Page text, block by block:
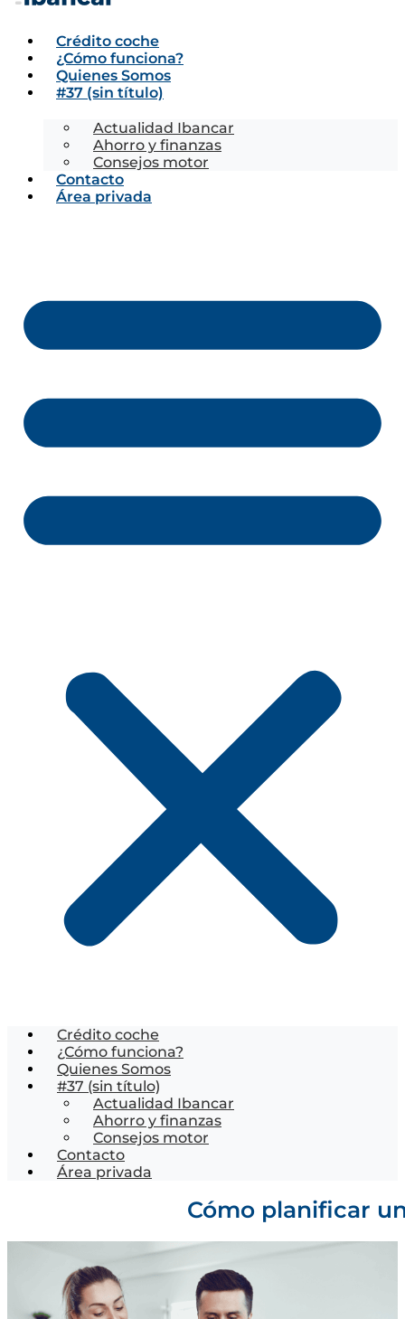
Crédito coche
¿Cómo funciona?
Quienes Somos
#37 (sin título)
Actualidad Ibancar
Ahorro y finanzas
Consejos motor
Contacto
Área privada
Crédito coche
¿Cómo funciona?
Quienes Somos
#37 (sin título)
Actualidad Ibancar
Ahorro y finanzas
Consejos motor
Contacto
Área privada
Cómo planificar